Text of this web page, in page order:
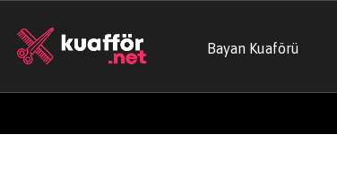
Bayan Kuaförü